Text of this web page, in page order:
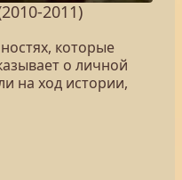
2011)
которые
о личной
на ход истории,